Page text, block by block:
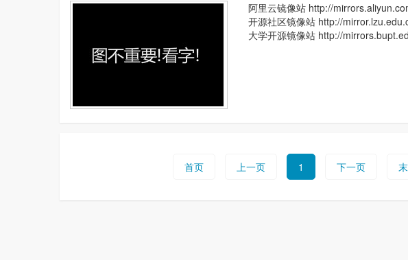
阿里云镜像站 http://
开源社区镜像站 http://
大学开源镜像站 http://
首页 上一页 1 下一页